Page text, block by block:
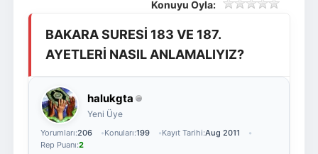
Giriş Yap
Konuyu Oyla:
BAKARA SURESİ 183 VE 187.
AYETLERİ NASIL ANLAMALIYIZ?
halukgta
Yeni Üye
Yorumları:206 Konuları:199 Kayıt Tarihi:Aug 2011
Rep Puanı:2